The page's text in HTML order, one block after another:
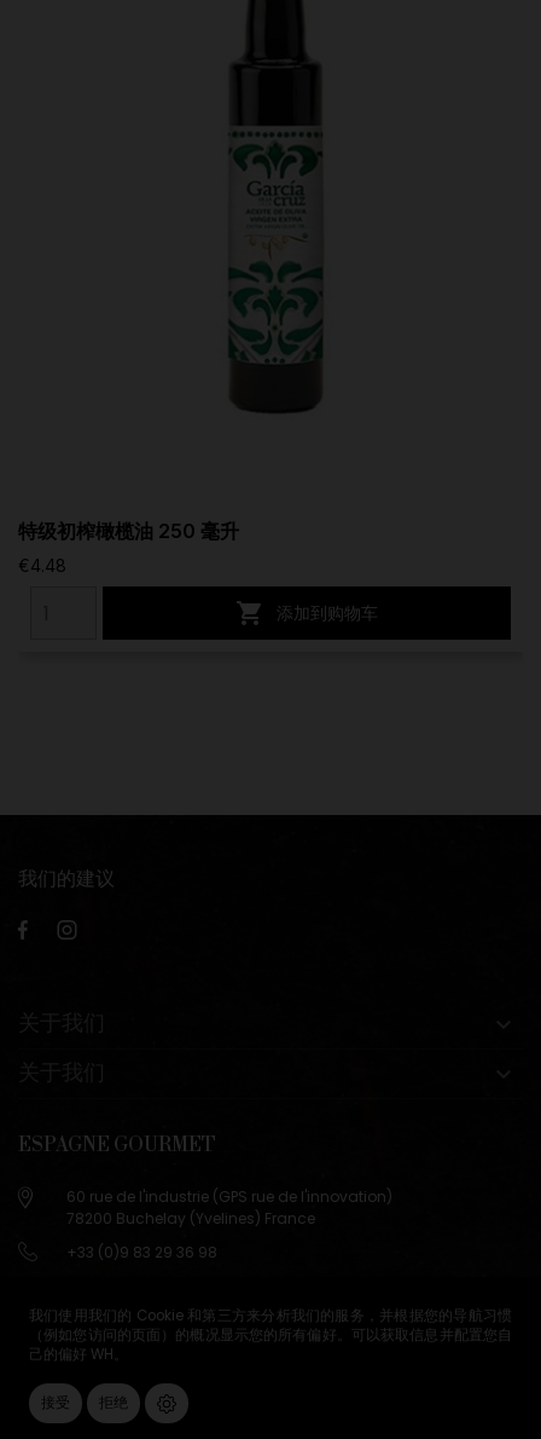
我们使用我们的 Cookie 和第三方来分析我们的服务，并根据您的导航习惯
（例如您访问的页面）的概况显示您的所有偏好。可以获取信息并配置您自
己的偏好 WH
接受 拒绝
特级初榨橄榄油 250 毫升
€4.48
 添加到购物车
我们的建议
ESPAGNE GOURMET
60 rue de l'industrie (GPS rue de l'innovation)
78200 Buchelay (Yvelines) France
+33 (0)9 83 29 36 98
78200 Buchelay (Yvelines) France